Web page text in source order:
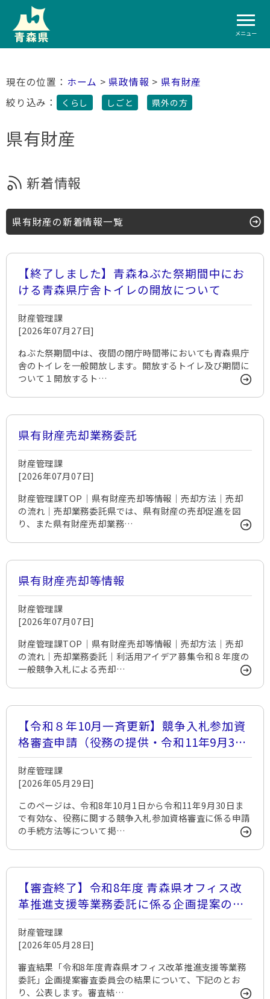
メニュー
ホーム > 県政情報 > 県有財産
絞り込み：
くらし しごと 県外の方
県有財産
新着情報
県有財産の新着情報一覧
【終了しました】青森ねぶた祭期間中にお
ける青森県庁舎トイレの開放について
財産管理課
[2026年07月27日]
ねぶた祭期間中は、夜間の閉庁時間帯においても青森県庁
舎のトイレを一般開放します。開放するトイレ及び期間に
ついて１開放するト…
県有財産売却業務委託
財産管理課
[2026年07月07日]
財産管理課TOP｜県有財産売却等情報｜売却方法｜売却
の流れ｜売却業務委託県では、県有財産の売却促進を図
り、また県有財産売却業務…
県有財産売却等情報
財産管理課
[2026年07月07日]
財産管理課TOP｜県有財産売却等情報｜売却方法｜売却
の流れ｜売却業務委託｜利活用アイデア募集令和８年度の
一般競争入札による売却…
【令和８年10月一斉更新】競争入札参加資
格審査申請（役務の提供・令和11年9月30
日まで有効）
財産管理課
[2026年05月29日]
このページは、令和8年10月1日から令和11年9月30日ま
で有効な、役務に関する競争入札参加資格審査に係る申請
の手続方法等について掲…
【審査終了】令和8年度 青森県オフィス改
革推進支援等業務委託に係る企画提案の募
集
財産管理課
[2026年05月28日]
審査結果「令和8年度青森県オフィス改革推進支援等業務
委託」企画提案審査委員会の結果について、下記のとお
り、公表します。審査結…